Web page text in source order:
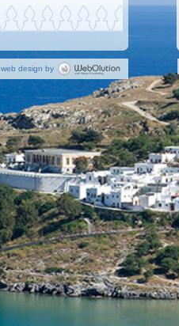
web design by